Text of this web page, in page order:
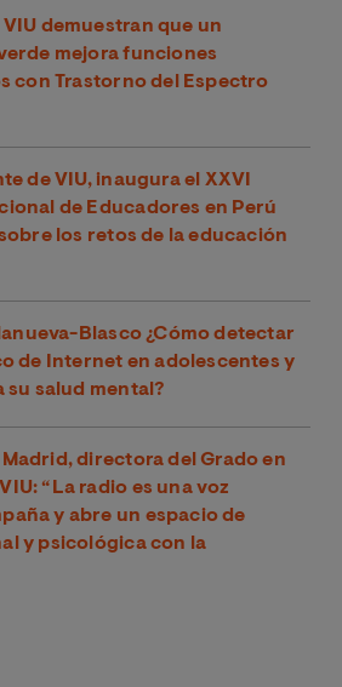
demuestran que un
mejora funciones
con Trastorno del Espectro
de VIU, inaugura el XXVI
de Educadores en Perú
los retos de la educación
Blasco ¿Cómo detectar
de Internet en adolescentes y
su salud mental?
directora del Grado en
“La radio es una voz
y abre un espacio de
y psicológica con la